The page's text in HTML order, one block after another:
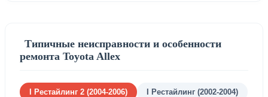
Типичные неисправности и особенности
ремонта Toyota Allex
I Рестайлинг 2 (2004-2006) I Рестайлинг (2002-2004)